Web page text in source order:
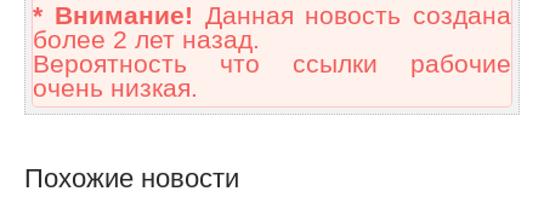
* Внимание! Данная новость создана
более 2 лет назад.
Вероятность что ссылки рабочие
очень низкая.
Похожие новости